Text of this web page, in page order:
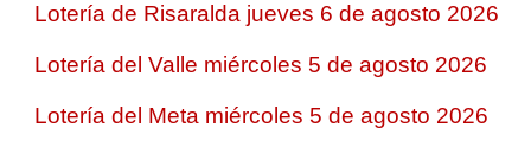
Lotería de Risaralda jueves 6 de agosto 2026
Lotería del Valle miércoles 5 de agosto 2026
Lotería del Meta miércoles 5 de agosto 2026